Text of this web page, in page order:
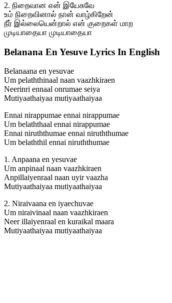
2. நிறைவான என் இயேசுவே
உம் நிறைவினால் நான் வாழ்கிறேன்
நீர் இல்லையென்றால் என் குறைகள் மாற
முடியாதையா முடியாதையா
Belanana En Yesuve Lyrics In English
Belanaana en yesuvae
Um pelaththinaal naan vaazhkiraen
Neerinri ennaal onrumae seiya
Mutiyaathaiyaa mutiyaathaiyaa
Ennai nirappumae ennai nirappumae
Um belaththaal ennai nirappumae
Ennai niruththumae ennai niruththumae
Um belaththil ennai niruththumae
1. Anpaana en yesuvae
Um anpinaal naan vaazhkiraen
Anpillaiyenraal naan uyir vaazha
Mutiyaathaiyaa mutiyaathaiyaa
2. Niraivaana en iyaechuvae
Um niraivinaal naan vaazhkiraen
Neer illaiyenraal en kuraikal maara
Mutiyaathaiyaa mutiyaathaiyaa